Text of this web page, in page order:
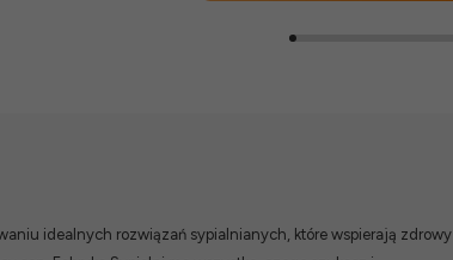
idealnych rozwiązań sypialnianych, które wspierają zdrowy